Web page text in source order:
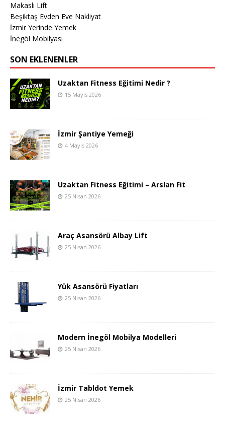
Makaslı Lift
Beşiktaş Evden Eve Nakliyat
İzmir Yerinde Yemek
İnegöl Mobilyası
SON EKLENENLER
Uzaktan Fitness Eğitimi Nedir ?
15 Mayıs 2026
İzmir Şantiye Yemeği
4 Mayıs 2026
Uzaktan Fitness Eğitimi – Arslan Fit
25 Nisan 2026
Araç Asansörü Albay Lift
25 Nisan 2026
Yük Asansörü Fiyatları
25 Nisan 2026
Modern İnegöl Mobilya Modelleri
25 Nisan 2026
İzmir Tabldot Yemek
25 Nisan 2026